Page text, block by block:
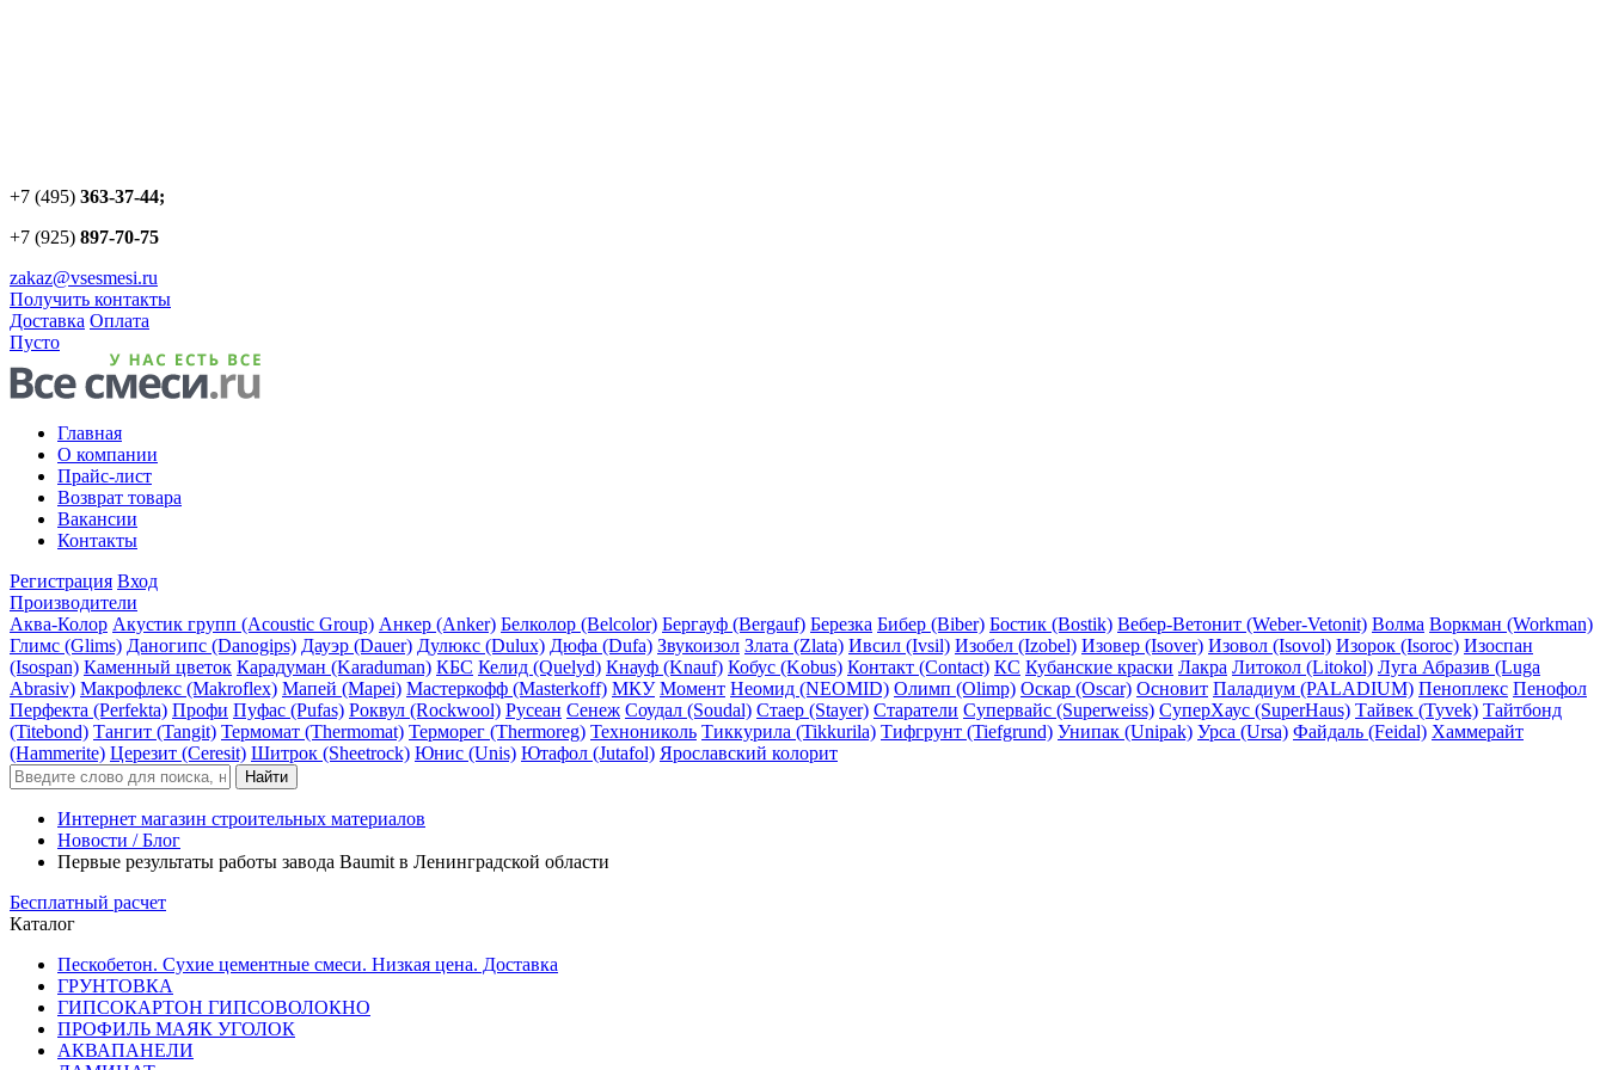
+7 (495) 363-37-44;
+7 (925) 897-70-75
zakaz@vsesmesi.ru
Получить контакты
Доставка Оплата
Пусто
Главная
О компании
Прайс-лист
Возврат товара
Вакансии
Контакты
Регистрация Вход
Производители
Аква-Колор Акустик групп (Acoustic Group) Анкер (Anker) Белколор (Belcolor) Бергауф (Bergauf) Березка Бибер (Biber) Бостик (Bostik) Вебер-Ветонит (Weber-Vetonit) Волма Воркман (Workman)
Глимс (Glims) Даногипс (Danogips) Дауэр (Dauer) Дулюкс (Dulux) Дюфа (Dufa) Звукоизол Злата (Zlata) Ивсил (Ivsil) Изобел (Izobel) Изовер (Isover) Изовол (Isovol) Изорок (Isoroc) Изоспан
(Isospan) Каменный цветок Карадуман (Karaduman) КБС Келид (Quelyd) Кнауф (Knauf) Кобус (Kobus) Контакт (Contact) КС Кубанские краски Лакра Литокол (Litokol) Луга Абразив (Luga
Abrasiv) Макрофлекс (Makroflex) Мапей (Mapei) Мастеркофф (Masterkoff) МКУ Момент Неомид (NEOMID) Олимп (Olimp) Оскар (Oscar) Основит Паладиум (PALADIUM) Пеноплекс Пенофол
Перфекта (Perfekta) Профи Пуфас (Pufas) Роквул (Rockwool) Русеан Сенеж Соудал (Soudal) Стаер (Stayer) Старатели Супервайс (Superweiss) СуперХаус (SuperHaus) Тайвек (Tyvek) Тайтбонд
(Titebond) Тангит (Tangit) Термомат (Thermomat) Терморег (Thermoreg) Технониколь Тиккурила (Tikkurila) Тифгрунт (Tiefgrund) Унипак (Unipak) Урса (Ursa) Файдаль (Feidal) Хаммерайт
(Hammerite) Церезит (Ceresit) Шитрок (Sheetrock) Юнис (Unis) Ютафол (Jutafol) Ярославский колорит
Интернет магазин строительных материалов
Новости / Блог
Первые результаты работы завода Baumit в Ленинградской области
Бесплатный расчет
Каталог
Пескобетон. Сухие цементные смеси. Низкая цена. Доставка
ГРУНТОВКА
ГИПСОКАРТОН ГИПСОВОЛОКНО
ПРОФИЛЬ МАЯК УГОЛОК
АКВАПАНЕЛИ